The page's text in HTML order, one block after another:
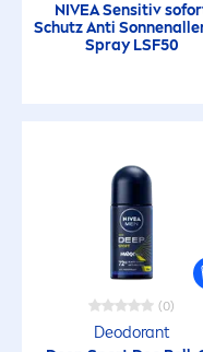
NIVEASensitiv
Schutz Anti
Spray LSF50
(0)
Deodorant